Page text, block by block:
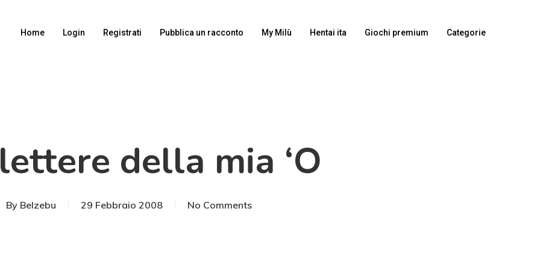
Home Login Registrati Pubblica un racconto My Milù Hentai ita Giochi premium Categorie
della mia ‘O
By Belzebu 29 Febbraio 2008 No Comments